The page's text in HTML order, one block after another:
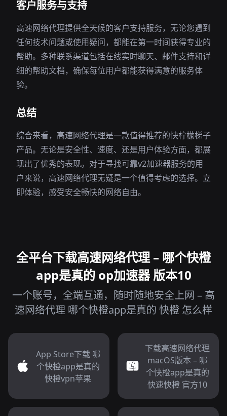
客户服务与支持
高速网络代理提供全天候的客户支持服务，无论您遇到
任何技术问题或使用疑问，都能在第一时间获得专业的
帮助。多种联系渠道包括在线实时聊天、邮件支持和详
细的帮助文档，确保每位用户都能获得满意的服务体
验。
总结
综合来看，高速网络代理是一款值得推荐的快柠檬梯子
产品。无论是安全性、速度、还是用户体验方面，都展
现出了优秀的表现。对于寻找可靠v2加速器服务的用
户来说，高速网络代理无疑是一个值得考虑的选择。立
即体验，感受安全畅快的网络自由。
全平台下载高速网络代理 – 哪个快橙
app是真的 op加速器 版本10
一个账号，全端互通，随时随地安全上网 – 高
速网络代理 哪个快橙app是真的 快橙 怎么样
App Store下载 哪
个快橙app是真的
快橙vpn苹果
下载高速网络代理
macOS版本 – 哪
个快橙app是真的
快速快橙 官方10